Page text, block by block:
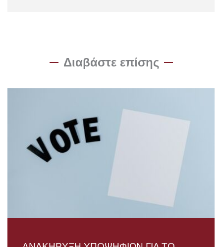
Διαβάστε επίσης